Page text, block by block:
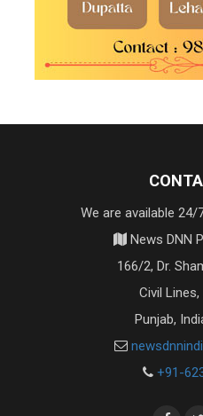
We are available 24/
News DNN
166/2, Dr.
Civil Lines,
Punjab,
+91-